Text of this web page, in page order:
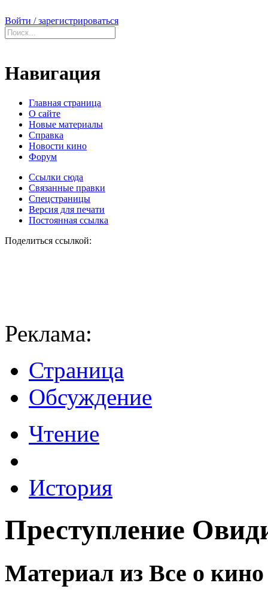
Войти / зарегистрироваться
Навигация
Главная страница
О сайте
Новые материалы
Справка
Новости кино
Форум
Ссылки сюда
Связанные правки
Спецстраницы
Версия для печати
Постоянная ссылка
Поделиться ссылкой:
Реклама:
Страница
Обсуждение
Чтение
История
Преступление
Материал из Все о кино